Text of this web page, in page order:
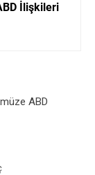
İlişkileri
ABD